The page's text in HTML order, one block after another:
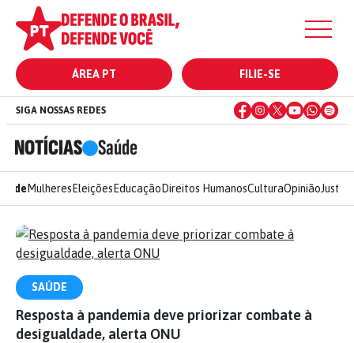
ÁREA PT FILIE-SE
NOTÍCIAS Saúde
SIGA NOSSAS REDES
Mulheres Eleições Educação Direitos HumanosCulturaOpiniãoJustiça
SAÚDE
Resposta à pandemia deve priorizar combate à
desigualdade, alerta ONU